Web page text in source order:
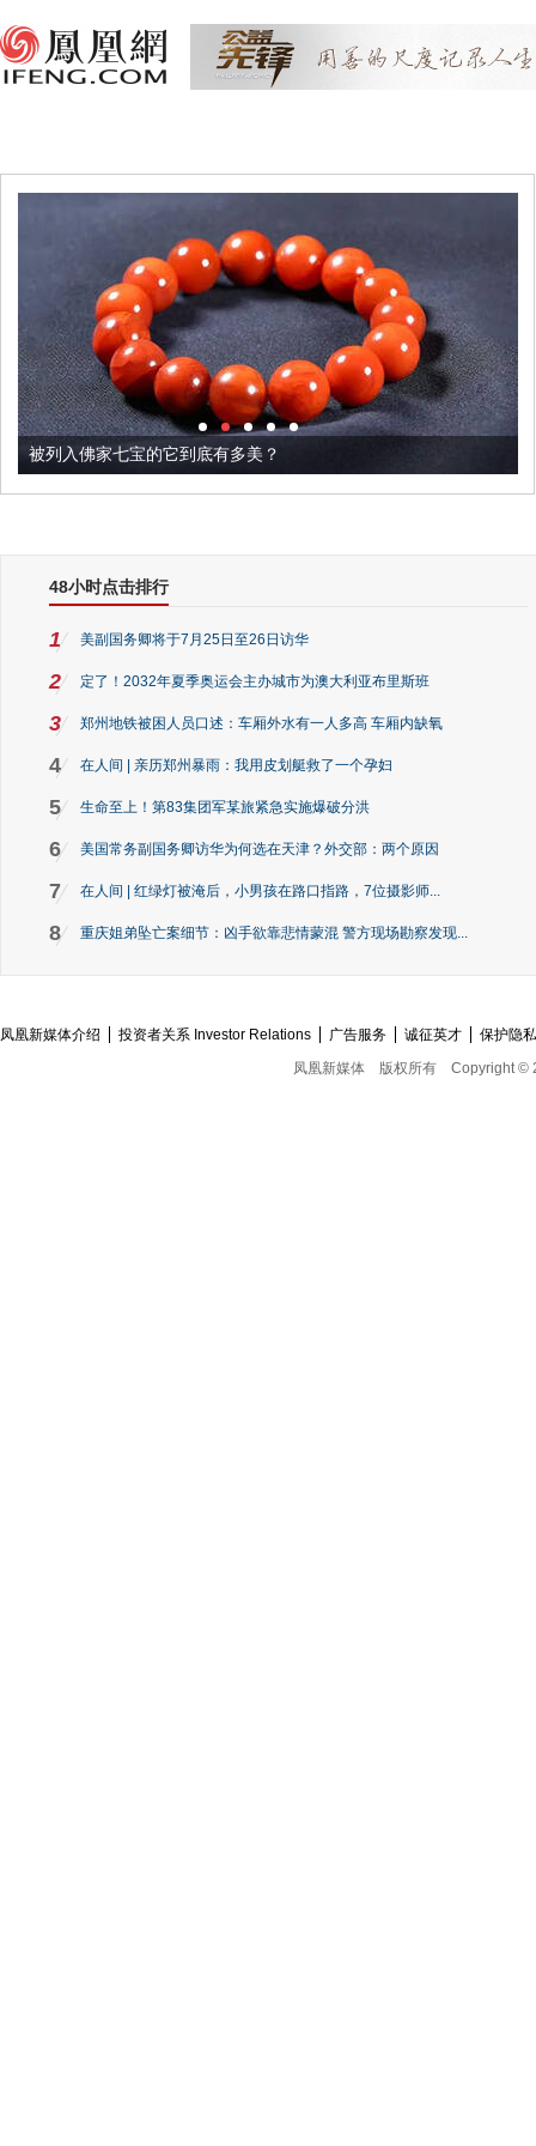
被列入佛家七宝的它到底有多美？
48小时点击排行
1 美副国务卿将于7月25日至26日访华
2 定了！2032年夏季奥运会主办城市为澳大利亚布里斯班
3 郑州地铁被困人员口述：车厢外水有一人多高 车厢内缺氧
4 在人间 | 亲历郑州暴雨：我用皮划艇救了一个孕妇
5 生命至上！第83集团军某旅紧急实施爆破分洪
6 美国常务副国务卿访华为何选在天津？外交部：两个原因
7 在人间 | 红绿灯被淹后，小男孩在路口指路，7位摄影师...
8 重庆姐弟坠亡案细节：凶手欲靠悲情蒙混 警方现场勘察发现...
凤凰新媒体介绍 投资者关系 Investor Relations 广告服务 诚征英才
保护隐
凤凰新媒体
版权所有 Copyright ©